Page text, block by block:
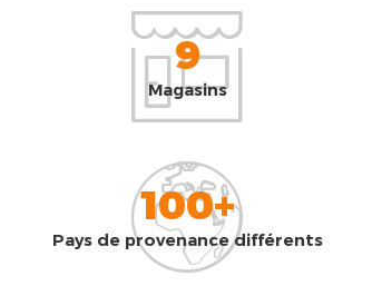
9
Magasins
100+
Pays de provenance différents